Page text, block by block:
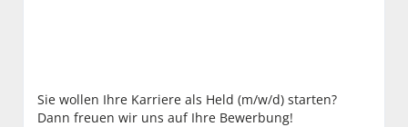
Sie wollen Ihre Karriere als Held (m/w/d) starten?
Dann freuen wir uns auf Ihre Bewerbung!